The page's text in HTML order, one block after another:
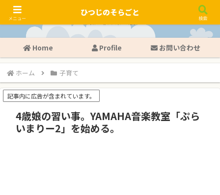
Home Profile お問い合わせ
ホーム 子育て
記事内に広告が含まれています。
4歳娘の習い事。YAMAHA音楽教室「ぷら
いまりー2」を始める。
メニュー
ひつじのそらごと
検索